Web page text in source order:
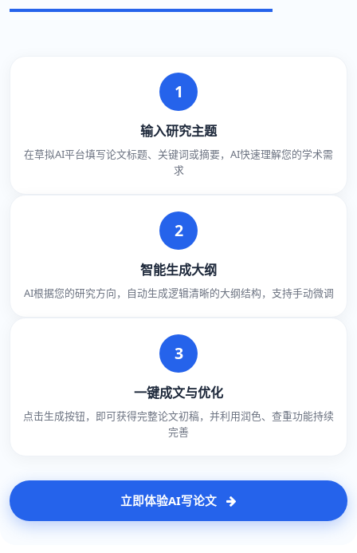
1
输入研究主题
在草拟AI平台填写论文标题、关键词或摘要，AI快速理解您的学术需
求
2
智能生成大纲
AI根据您的研究方向，自动生成逻辑清晰的大纲结构，支持手动微调
3
一键成文与优化
点击生成按钮，即可获得完整论文初稿，并利用润色、查重功能持续
完善
立即体验AI写论文